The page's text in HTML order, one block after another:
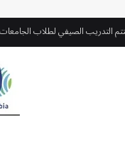
يتفقدان المشروعات الجارية